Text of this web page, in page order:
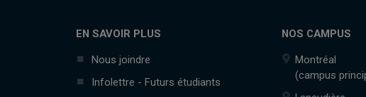
EN SAVOIR PLUS
Nous joindre
Infolettre - Futurs étudiants
NOS CAMPUS
Montréal
(campus